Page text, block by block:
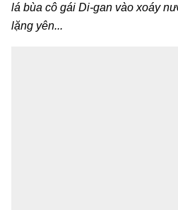
lá bùa cô gái Di-gan vào xoáy
lặng yên...